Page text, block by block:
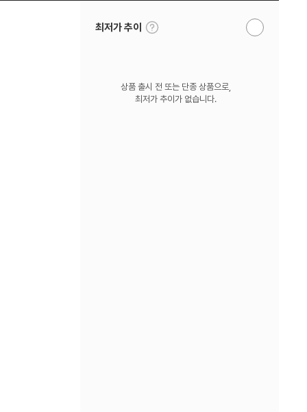
최저가 추이
툴
팁
알
상품 출시 전 또는 단종 상품으로,
최저가 추이가 없습니다.